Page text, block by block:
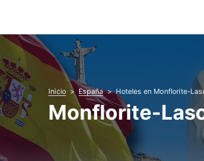
Inicio España Hoteles en Monflorite-
Monflorite-